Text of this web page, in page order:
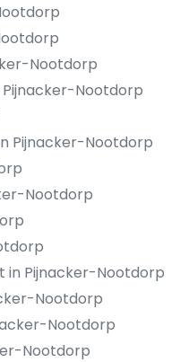
Nootdorp
Nootdorp
Pijnacker-Nootdorp
Nootdorp
in Pijnacker-Nootdorp
Nootdorp
Nootdorp
Nootdorp